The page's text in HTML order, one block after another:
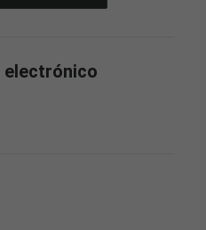
electrónico